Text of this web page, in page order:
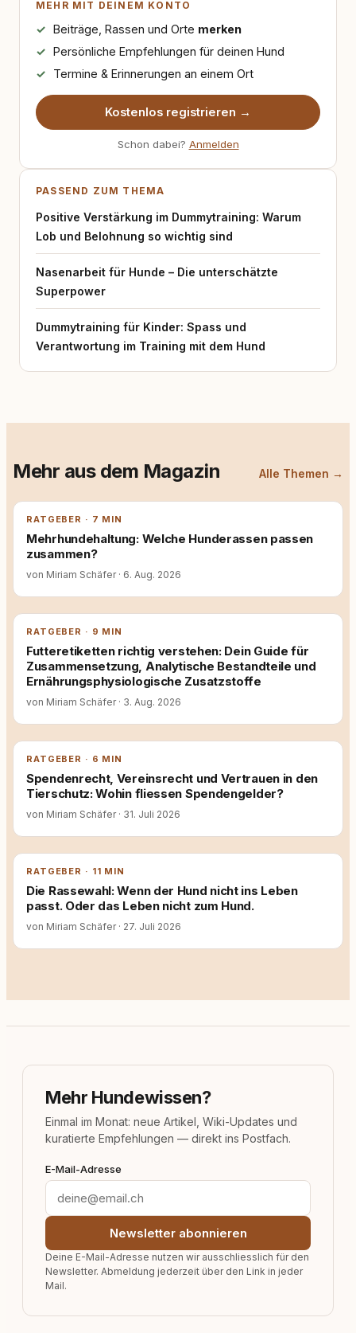
MEHR MIT DEINEM KONTO
Beiträge, Rassen und Orte merken
Persönliche Empfehlungen für deinen Hund
Termine & Erinnerungen an einem Ort
Kostenlos registrieren →
Schon dabei? Anmelden
PASSEND ZUM THEMA
Positive Verstärkung im Dummytraining: Warum
Lob und Belohnung so wichtig sind
Nasenarbeit für Hunde – Die unterschätzte
Superpower
Dummytraining für Kinder: Spass und
Verantwortung im Training mit dem Hund
Mehr aus dem Magazin Alle Themen →
RATGEBER · 7 MIN
Mehrhundehaltung: Welche Hunderassen passen
zusammen?
von Miriam Schäfer · 6. Aug. 2026
RATGEBER · 9 MIN
Futteretiketten richtig verstehen: Dein Guide für
Zusammensetzung, Analytische Bestandteile und
Ernährungsphysiologische Zusatzstoffe
von Miriam Schäfer · 3. Aug. 2026
RATGEBER · 6 MIN
Spendenrecht, Vereinsrecht und Vertrauen in den
Tierschutz: Wohin fliessen Spendengelder?
von Miriam Schäfer · 31. Juli 2026
RATGEBER · 11 MIN
Die Rassewahl: Wenn der Hund nicht ins Leben
passt. Oder das Leben nicht zum Hund.
von Miriam Schäfer · 27. Juli 2026
Mehr Hundewissen?
Einmal im Monat: neue Artikel, Wiki-Updates und
kuratierte Empfehlungen — direkt ins Postfach.
E-Mail-Adresse
Newsletter abonnieren
Deine E-Mail-Adresse nutzen wir ausschliesslich für den
Newsletter. Abmeldung jederzeit über den Link in jeder
Mail.